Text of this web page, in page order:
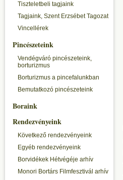
Tiszteletbeli tagjaink
Tagjaink, Szent Erzsébet Tagozat
Vincellérek
Pincészeteink
Vendégváró pincészeteink,
borturizmus
Borturizmus a pincefalunkban
Bemutatkozó pincészeteink
Boraink
Rendezvényeink
Következő rendezvényeink
Egyéb rendezvényeink
Borvidékek Hétvégéje arhív
Monori Bortárs Filmfesztivál arhív